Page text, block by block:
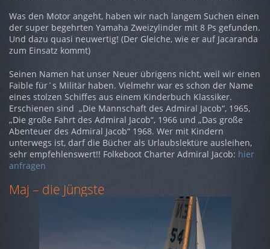
Was den Motor angeht, haben wir nach langem Suchen einen
der super begehrten Yamaha Zweizylinder mit 8 Ps gefunden.
Und dazu quasi neuwertig! (Der Gleiche, wie er auf Jacaranda
zum Einsatz kommt)
Seinen Namen hat unser Neuer übrigens nicht, weil wir einen
Faible für´s Militär haben. Vielmehr war es schon der Name
eines stolzen Schiffes aus einem Kinderbuch Klassiker.
Erschienen sind „Die Mannschaft des Admiral Jacob“, 1965,
„Die große Fahrt des Admiral Jacob“, 1966 und „Das große
Abenteuer des Admiral Jacob“ 1968. Wer mit Kindern
unterwegs ist, darf die Bücher als Urlaubslektüre ausleihen,
sehr empfehlenswert!! Folkeboot Charter Admiral Jacob: hier
anfragen
Maj – die Jüngste